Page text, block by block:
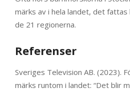
märks av i hela landet, det
de 21 regionerna.
Referenser
Sveriges Television AB. (2023).
märks runtom i landet: “Det blir